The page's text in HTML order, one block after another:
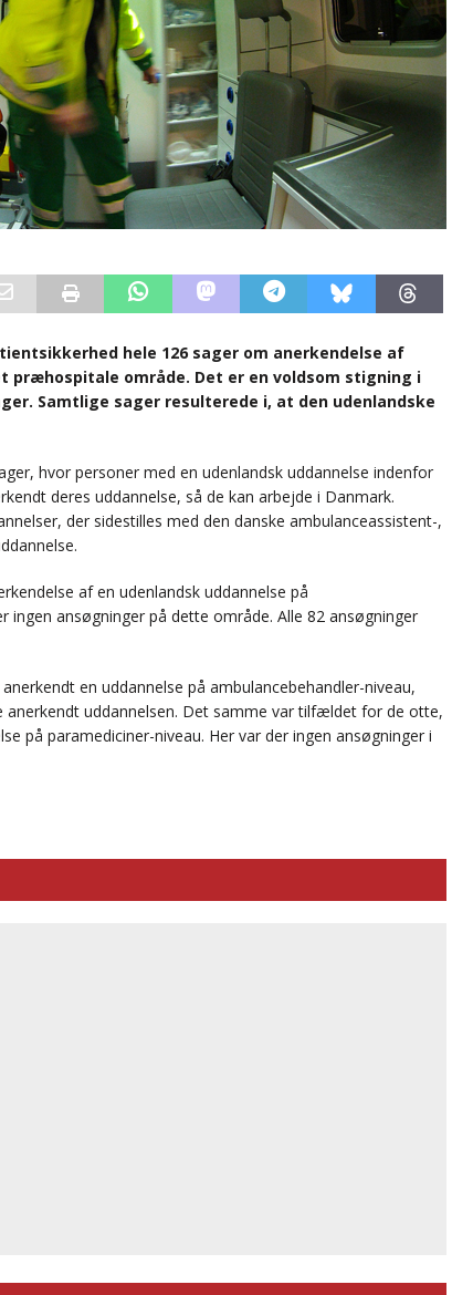
hele 126 sager om anerkendelse af
præhospitale område. Det er en voldsom stigning i
Samtlige sager resulterede i, at den udenlandske
hvor personer med en udenlandsk uddannelse indenfor
deres uddannelse, så de kan arbejde i Danmark.
der sidestilles med den danske ambulanceassistent-,
af en udenlandsk uddannelse på
ingen ansøgninger på dette område. Alle 82 ansøgninger
en uddannelse på ambulancebehandler-niveau,
uddannelsen. Det samme var tilfældet for de otte,
på paramediciner-niveau. Her var der ingen ansøgninger i